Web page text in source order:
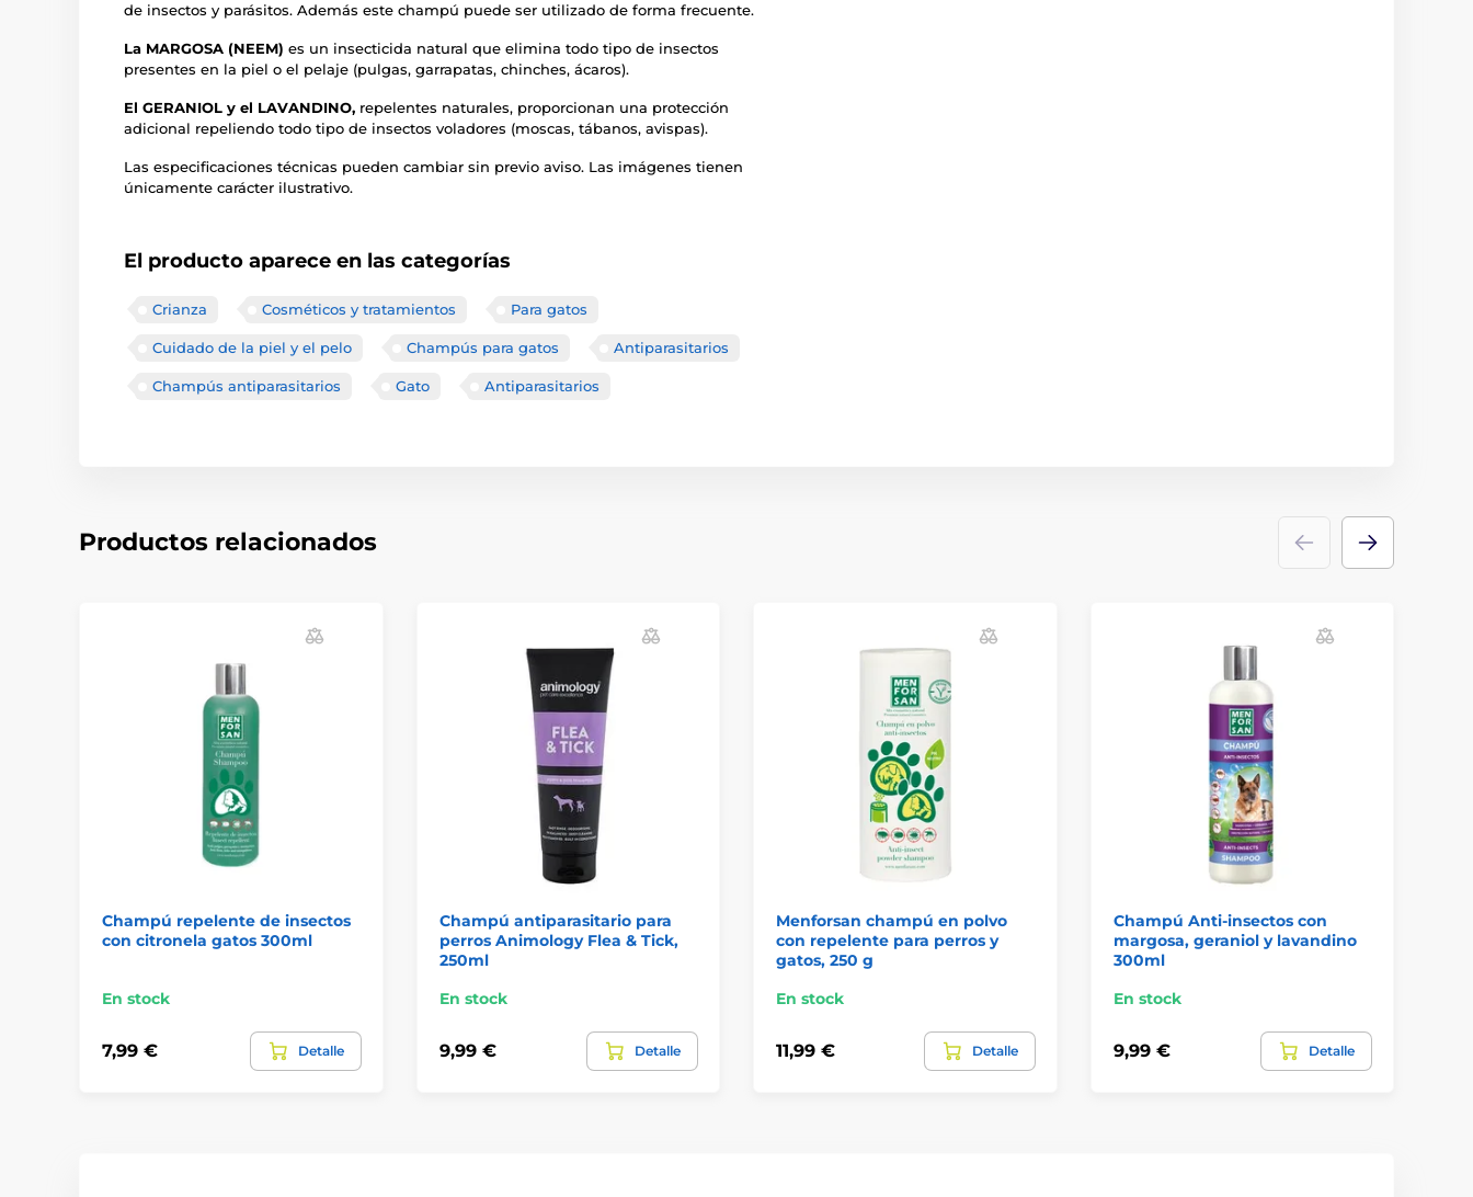
de insectos y parásitos. Además este champú puede ser utilizado de forma frecuente.
La MARGOSA (NEEM) es un insecticida natural que elimina todo tipo de insectos
presentes en la piel o el pelaje (pulgas, garrapatas, chinches, ácaros).
El GERANIOL y el LAVANDINO, repelentes naturales, proporcionan una protección
adicional repeliendo todo tipo de insectos voladores (moscas, tábanos, avispas).
Las especificaciones técnicas pueden cambiar sin previo aviso. Las imágenes tienen
únicamente carácter ilustrativo.
El producto aparece en las categorías
Crianza Cosméticos y tratamientos Para gatos
Cuidado de la piel y el pelo Champús para gatos Antiparasitarios
Champús antiparasitarios Gato Antiparasitarios
Productos relacionados
Champú repelente de insectos
con citronela gatos 300ml
En stock
7,99 € Detalle
Champú antiparasitario para
perros Animology Flea & Tick,
250ml
En stock
9,99 € Detalle
Menforsan champú en polvo
con repelente para perros y
gatos, 250 g
En stock
11,99 € Detalle
Champú Anti-insectos con
margosa, geraniol y lavandino
300ml
En stock
9,99 € Detalle